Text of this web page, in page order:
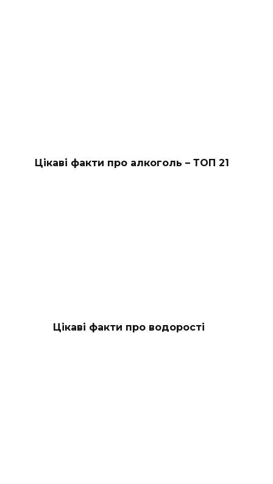
Цікаві факти про алкоголь – ТОП 21
Цікаві факти про водорості